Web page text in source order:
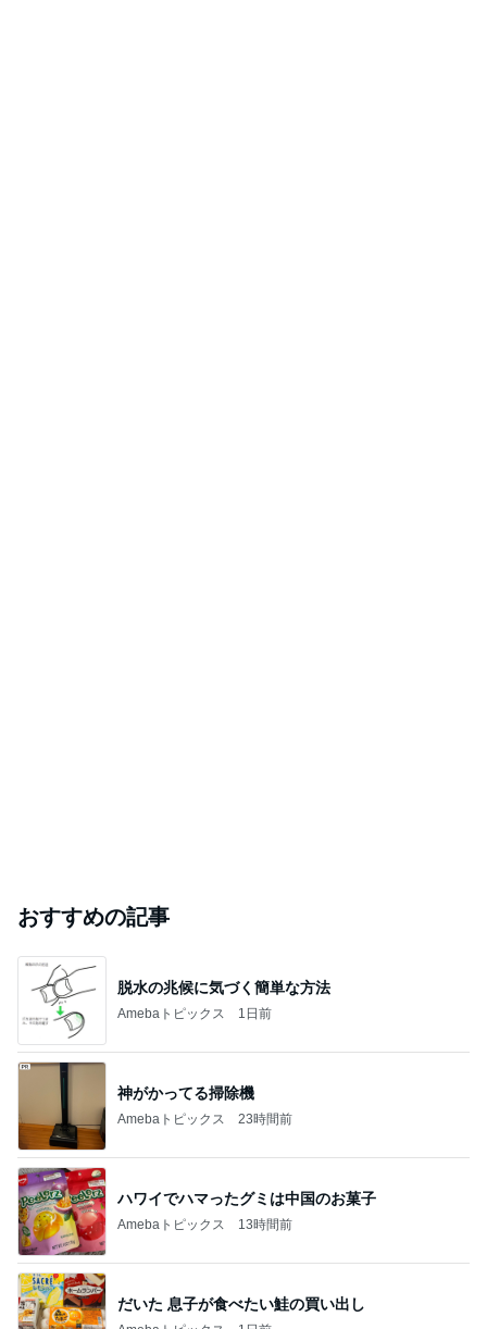
おすすめの記事
脱水の兆候に気づく簡単な方法
Amebaトピックス 1日前
神がかってる掃除機
Amebaトピックス 23時間前
ハワイでハマったグミは中国のお菓子
Amebaトピックス 13時間前
だいた 息子が食べたい鮭の買い出し